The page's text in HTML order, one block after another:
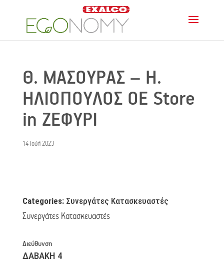
Θ. ΜΑΣΟΥΡΑΣ – Η.
ΗΛΙΟΠΟΥΛΟΣ ΟΕ Store
in ΖΕΦΥΡΙ
14 Ιούλ 2023
Categories: Συνεργάτες Κατασκευαστές
Συνεργάτες Κατασκευαστές
Διεύθυνση
ΔΑΒΑΚΗ 4